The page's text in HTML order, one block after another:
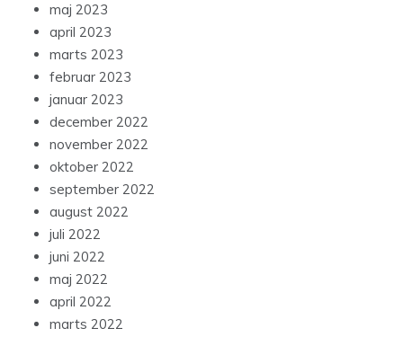
maj 2023
april 2023
marts 2023
februar 2023
januar 2023
december 2022
november 2022
oktober 2022
september 2022
august 2022
juli 2022
juni 2022
maj 2022
april 2022
marts 2022